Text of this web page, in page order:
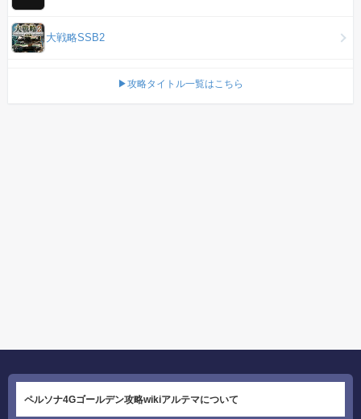
大戦略SSB2
▶攻略タイトル一覧はこちら
ペルソナ4Gゴールデン攻略wikiアルテマについて